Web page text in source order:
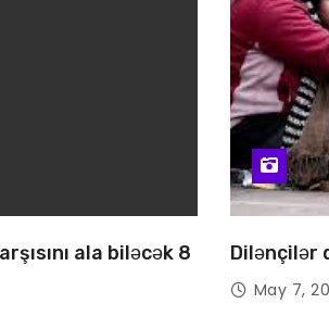
ala biləcək 8
Dilənçilər
May 7,